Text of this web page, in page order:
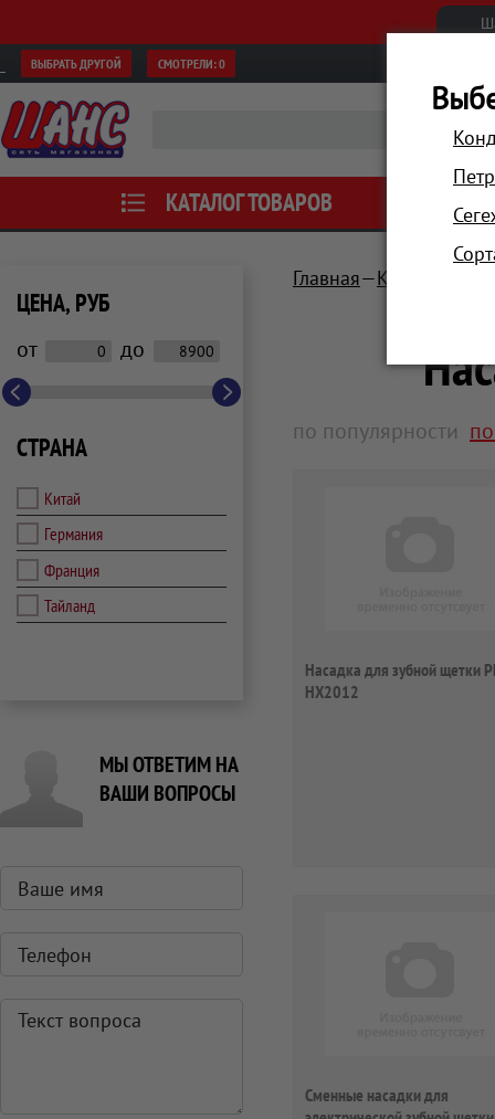
ВЫБРАТЬ ДРУГОЙ СМОТРЕЛИ:0
КАТАЛОГ ТОВАРОВ АКЦИИ
ЦЕНА, РУБ
от до
СТРАНА
Китай
Германия
Франция
Тайланд
МЫ ОТВЕТИМ НА
ВАШИ ВОПРОСЫ
Главная Красота и
по популярности
Насадка для зубной щетки
HX2012
Сменные насадки для